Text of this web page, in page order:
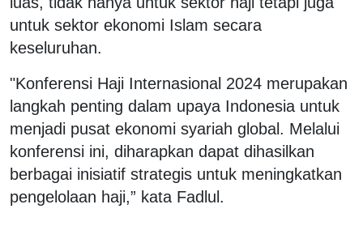
untuk sektor ekonomi Islam secara
keseluruhan.
"Konferensi Haji Internasional 2024 merupakan
langkah penting dalam upaya Indonesia untuk
menjadi pusat ekonomi syariah global. Melalui
konferensi ini, diharapkan dapat dihasilkan
berbagai inisiatif strategis untuk meningkatkan
pengelolaan haji,” kata Fadlul.